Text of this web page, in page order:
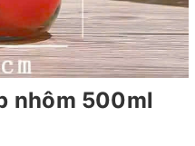
nhôm 500ml